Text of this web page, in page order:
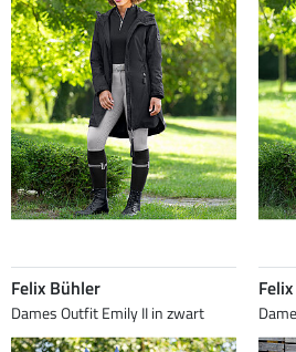
Felix Bühler
Dames Outfit Emily II in zwart